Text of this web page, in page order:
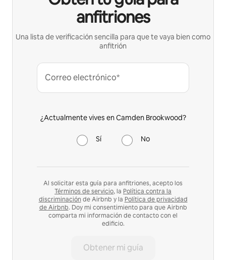
anfitriones
Una lista de verificación sencilla para que te vaya bien como
anfitrión
Correo electrónico*
¿Actualmente vives en Camden Brookwood?
Sí No
Al solicitar esta guía para anfitriones, acepto los
Términos de servicio, la Política contra la
discriminación de Airbnb y la Política de privacidad
de Airbnb. Doy mi consentimiento para que Airbnb
comparta mi información de contacto con el
edificio.
Obtener mi guía